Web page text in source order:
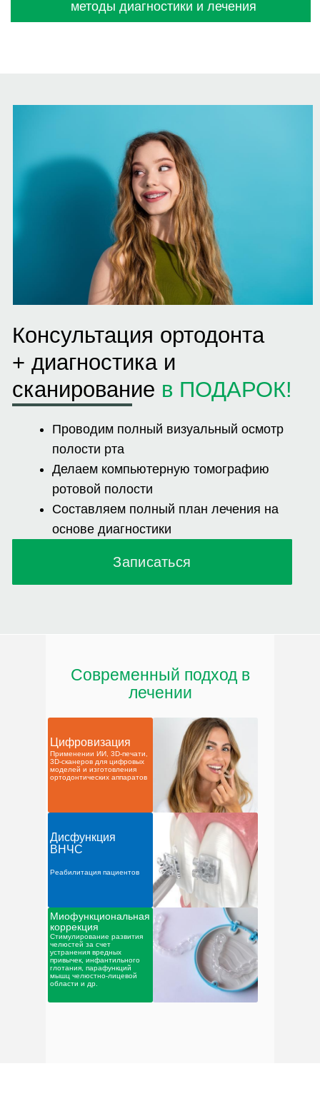
Консультация ортодонта
Делаем компьютерную томографию
Составляем полный план лечения на
Записаться
Цифровизация
Применении ИИ, 3D-печати,
3D-сканеров для цифровых
моделей и изготовления
ортодонтических аппаратов
Дисфункция
ВНЧС
Реабилитация пациентов
Миофункциональная
коррекция
Стимулирование развития
челюстей за счет
устранения вредных
привычек, инфантильного
глотания, парафункций
мышц челюстно-лицевой
области и др.
Современный подход в
лечении